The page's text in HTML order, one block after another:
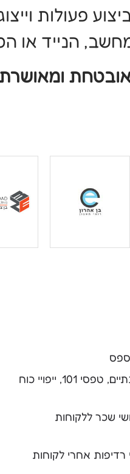
פעולות
הנייד או
תבניות מוכנות למסמכים חוזרים – דוחות שנתיים, טפסי 101, ייפויי כוח
שכר ללקוחות
רדיפות אחרי לקוחות